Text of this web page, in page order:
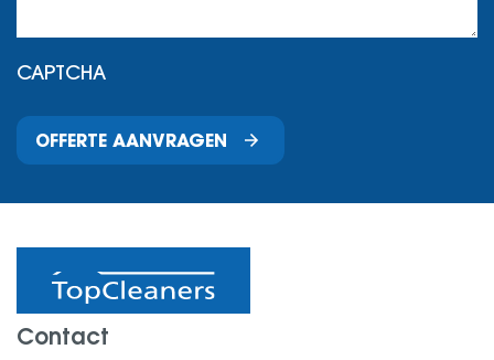
CAPTCHA
OFFERTE AANVRAGEN
Contact